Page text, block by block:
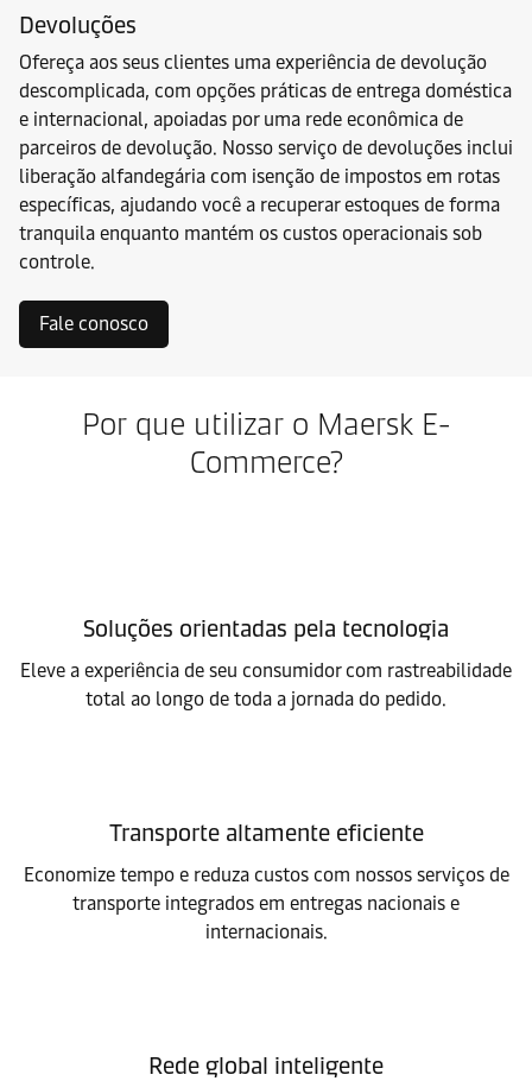
Devoluções
Ofereça aos seus clientes uma experiência de devolução
descomplicada, com opções práticas de entrega doméstica
e internacional, apoiadas por uma rede econômica de
parceiros de devolução. Nosso serviço de devoluções inclui
liberação alfandegária com isenção de impostos em rotas
específicas, ajudando você a recuperar estoques de forma
tranquila enquanto mantém os custos operacionais sob
controle.
Fale conosco
Por que utilizar o Maersk E-
Commerce?
Soluções orientadas pela tecnologia
Eleve a experiência de seu consumidor com rastreabilidade
total ao longo de toda a jornada do pedido.
Transporte altamente eficiente
Economize tempo e reduza custos com nossos serviços de
transporte integrados em entregas nacionais e
internacionais.
Rede global inteligente